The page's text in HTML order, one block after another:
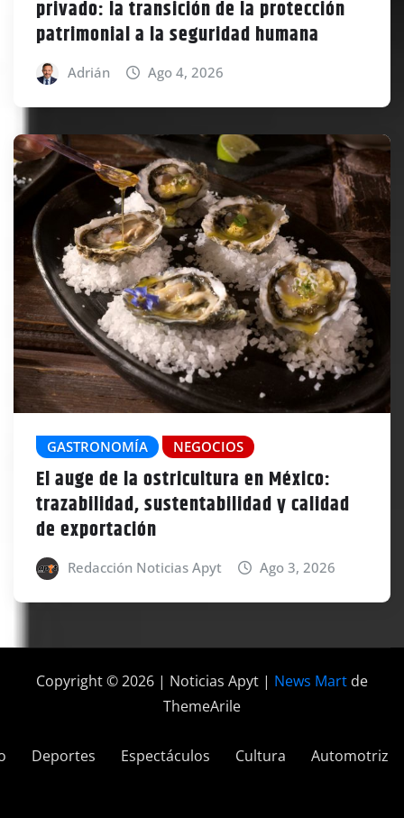
privado: la transición de la protección
patrimonial a la seguridad humana
Adrián Ago 4, 2026
GASTRONOMÍA NEGOCIOS
El auge de la ostricultura en México:
trazabilidad, sustentabilidad y calidad
de exportación
Redacción Noticias Apyt Ago 3, 2026
Copyright © 2026 | Noticias Apyt | News Mart de
ThemeArile
Deportes Espectáculos Cultura Automotriz